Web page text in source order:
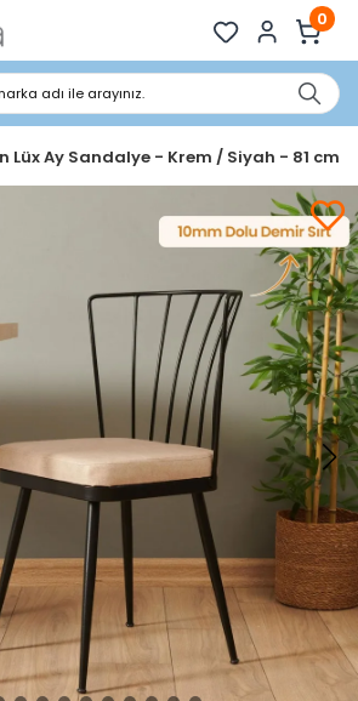
0
adı ile arayınız.
Lüx Ay Sandalye - Krem / Siyah - 81 cm